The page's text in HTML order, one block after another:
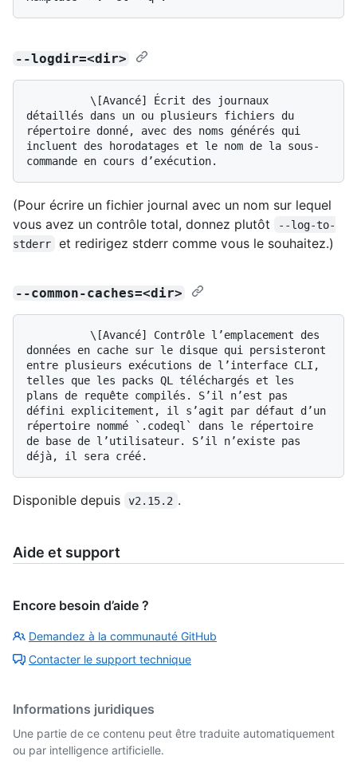
--logdir=<dir>
détaillés dans un ou plusieurs fichiers du
répertoire donné, avec des noms générés qui
incluent des horodatages et le nom de la sous-
(Pour écrire un fichier journal avec un nom sur lequel
vous avez un contrôle total, donnez plutôt
--log-to-
stderr
et redirigez stderr comme vous le souhaitez.)
--common-caches=<dir>
données en cache sur le disque qui persisteront
entre plusieurs exécutions de l’interface CLI,
telles que les packs QL téléchargés et les
plans de requête compilés. S’il n’est pas
défini explicitement, il s’agit par défaut d’un
répertoire nommé `.codeql` dans le répertoire
de base de l’utilisateur. S’il n’existe pas
Disponible depuis v2.15.2 .
Aide et support
Encore besoin d’aide ?
Demandez à la communauté GitHub
Contacter le support technique
Informations juridiques
Une partie de ce contenu peut être traduite automatiquement
ou par intelligence artificielle.